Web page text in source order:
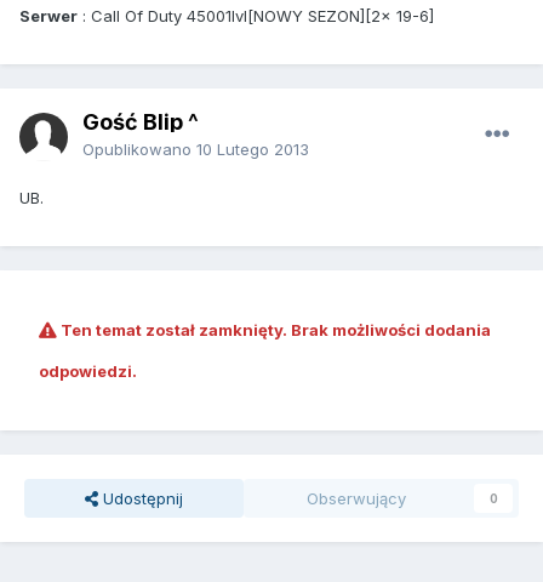
Serwer : Call Of Duty 45001lvl[NOWY SEZON][2x 19-6]
Gość Blip ^
Opublikowano 10 Lutego 2013
UB.
Ten temat został zamknięty. Brak możliwości dodania
odpowiedzi.
Udostępnij Obserwujący 0